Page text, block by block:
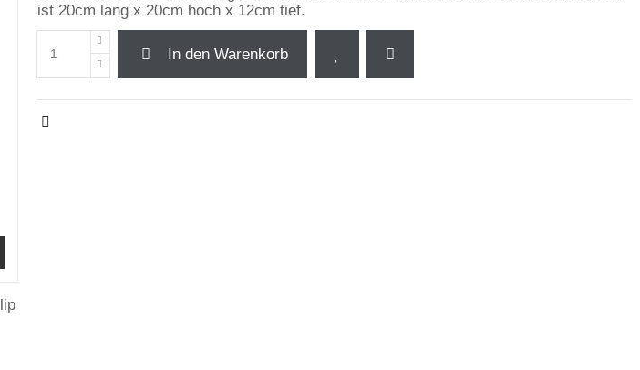
ist 20cm lang x 20cm hoch x 12cm tief.
In den Warenkorb